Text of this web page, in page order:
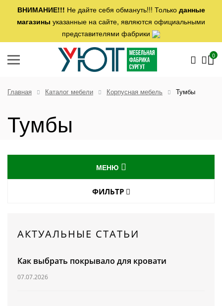
ВНИМАНИЕ!!! Не дайте себя обмануть!!! Только данные
магазины указанные на сайте, являются официальными
представителями фабрики
0
Главная Каталог мебели Корпусная мебель Тумбы
Тумбы
МЕНЮ
ОБЕДЕННЫЕ ЗОНЫ
КРОВАТИ
ФИЛЬТР
АКТУАЛЬНЫЕ СТАТЬИ
Как выбрать покрывало для кровати
07.07.2026